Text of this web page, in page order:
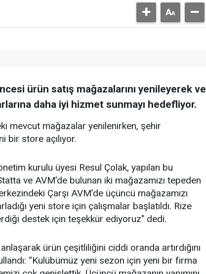
ürün satış mağazalarını yenileyerek ve
daha iyi hizmet sunmayı hedefliyor.
mevcut mağazalar yenilenirken, şehir
bir store açılıyor.
kurulu üyesi Resul Çolak, yapılan bu
ve AVM’de bulunan iki mağazamızı tepeden
Çarşı AVM’de üçüncü mağazamızı
yeni store için çalışmalar başlatıldı. Rize
destek için teşekkür ediyoruz" dedi.
ürün çeşitliliğini ciddi oranda artırdığını
“Kulübümüz yeni sezon için yeni bir firma